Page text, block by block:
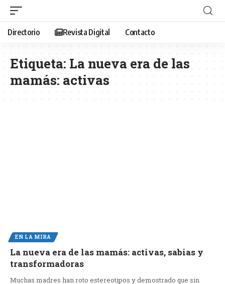
Directorio Revista Digital Contacto
Etiqueta: La nueva era de las
mamás: activas
EN LA MIRA
La nueva era de las mamás: activas, sabias y
transformadoras
Muchas madres han roto estereotipos y demostrado que sin